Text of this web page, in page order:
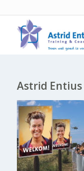
Astrid Entius